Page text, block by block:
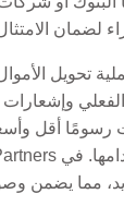
لضمان
تحويل
رسومًا أقل
مما يضمن